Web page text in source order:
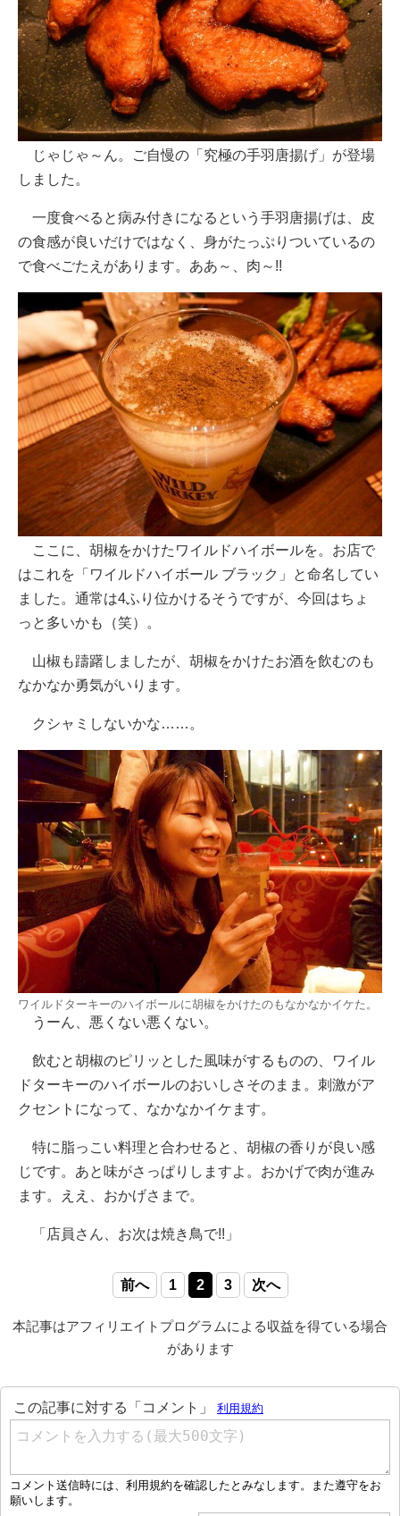
じゃじゃ～ん。ご自慢の「究極の手羽唐揚げ」が登場
しました。
一度食べると病み付きになるという手羽唐揚げは、皮
の食感が良いだけではなく、身がたっぷりついているの
で食べごたえがあります。ああ～、肉～!!
ここに、胡椒をかけたワイルドハイボールを。お店で
はこれを「ワイルドハイボール ブラック」と命名してい
ました。通常は4ふり位かけるそうですが、今回はちょ
っと多いかも（笑）。
山椒も躊躇しましたが、胡椒をかけたお酒を飲むのも
なかなか勇気がいります。
クシャミしないかな……。
ワイルドターキーのハイボールに胡椒をかけたのもなかなかイケた。
うーん、悪くない悪くない。
飲むと胡椒のピリッとした風味がするものの、ワイル
ドターキーのハイボールのおいしさそのまま。刺激がア
クセントになって、なかなかイケます。
特に脂っこい料理と合わせると、胡椒の香りが良い感
じです。あと味がさっぱりしますよ。おかげで肉が進み
ます。ええ、おかげさまで。
「店員さん、お次は焼き鳥で!!」
前へ 1 2 3 次へ
本記事はアフィリエイトプログラムによる収益を得ている場合
があります